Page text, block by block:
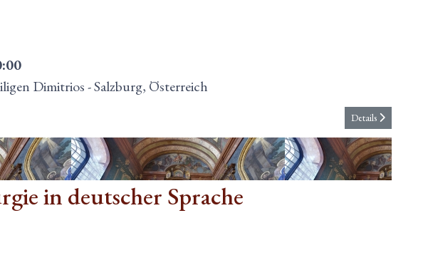
Dimitrios-Salzburg, Österreich
Details
in deutscher Sprache